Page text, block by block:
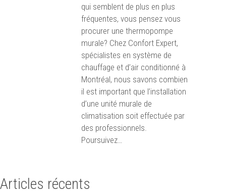
qui semblent de plus en plus
fréquentes, vous pensez vous
procurer une thermopompe
murale? Chez Confort Expert,
spécialistes en système de
chauffage et d’air conditionné à
Montréal, nous savons combien
il est important que l’installation
d’une unité murale de
climatisation soit effectuée par
des professionnels.
Poursuivez…
Articles récents